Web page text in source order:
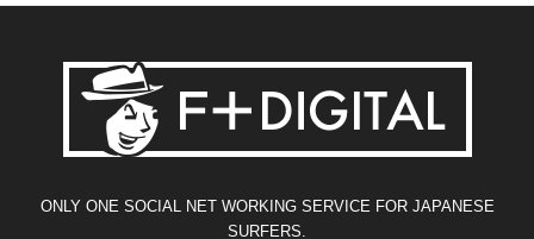
ONLY ONE SOCIAL NET WORKING SERVICE FOR JAPANESE
SURFERS.